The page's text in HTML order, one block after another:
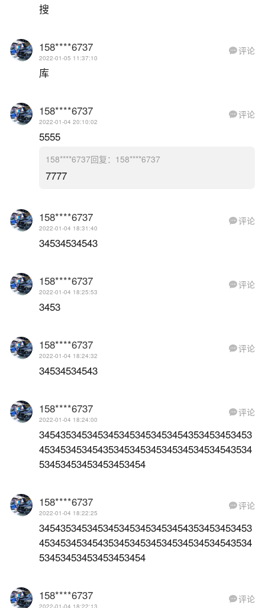
搜
158****6737
2022-01-05 11:37:10
评论
库
158****6737
2022-01-04 20:10:02
评论
5555
158****6737回复：158****6737
7777
158****6737
2022-01-04 18:31:40
评论
34534534543
158****6737
2022-01-04 18:25:53
评论
3453
158****6737
2022-01-04 18:24:32
评论
34534534543
158****6737
2022-01-04 18:24:00
评论
3454353453453453453453453454353453453453
4534534534543534534534534534534534543534
53453453453453453454
158****6737
2022-01-04 18:22:25
评论
3454353453453453453453453454353453453453
4534534534543534534534534534534534543534
53453453453453453454
158****6737
2022-01-04 18:22:13
评论